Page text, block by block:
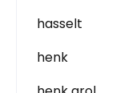
hasselt
henk